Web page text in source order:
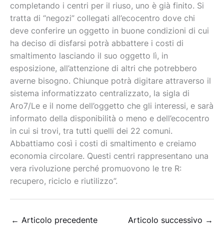
completando i centri per il riuso, uno è già finito. Si
tratta di “negozi” collegati all’ecocentro dove chi
deve conferire un oggetto in buone condizioni di cui
ha deciso di disfarsi potrà abbattere i costi di
smaltimento lasciando il suo oggetto lì, in
esposizione, all’attenzione di altri che potrebbero
averne bisogno. Chiunque potrà digitare attraverso il
sistema informatizzato centralizzato, la sigla di
Aro7/Le e il nome dell’oggetto che gli interessi, e sarà
informato della disponibilità o meno e dell’ecocentro
in cui si trovi, tra tutti quelli dei 22 comuni.
Abbattiamo così i costi di smaltimento e creiamo
economia circolare. Questi centri rappresentano una
vera rivoluzione perché promuovono le tre R:
recupero, riciclo e riutilizzo”.
← Articolo precedente Articolo successivo →